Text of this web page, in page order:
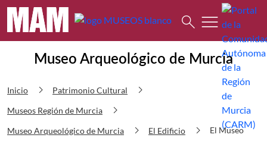
Museo Arqueológico de Murcia El
Buscar
search menu
Museo Arqueológico de Murcia
Inicio chevron_right Patrimonio Cultural chevron_right
Museos Región de Murcia chevron_right
Museo Arqueológico de Murcia chevron_right El Edificio chevron_right El Museo